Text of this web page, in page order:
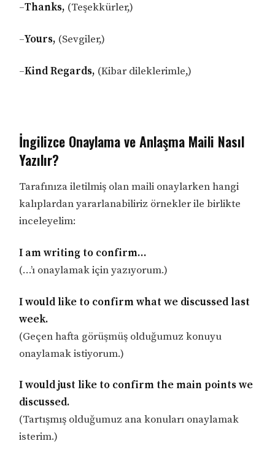
–Thanks, (Teşekkürler,)
–Yours, (Sevgiler,)
–Kind Regards, (Kibar dileklerimle,)
İngilizce Onaylama ve Anlaşma Maili Nasıl
Yazılır?
Tarafınıza iletilmiş olan maili onaylarken hangi
kalıplardan yararlanabiliriz örnekler ile birlikte
inceleyelim:
I am writing to confirm…
(…’ı onaylamak için yazıyorum.)
I would like to confirm what we discussed last
week.
(Geçen hafta görüşmüş olduğumuz konuyu
onaylamak istiyorum.)
I would just like to confirm the main points we
discussed.
(Tartışmış olduğumuz ana konuları onaylamak
isterim.)